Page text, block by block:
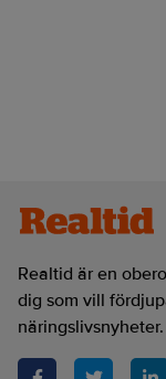
Realtid är en
dig som vill
näringslivsnyheter.